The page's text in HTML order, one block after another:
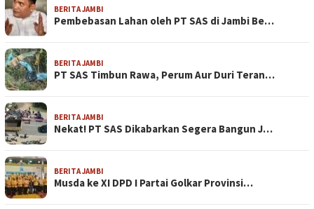
BERITA JAMBI
Pembebasan Lahan oleh PT SAS di Jambi Be…
BERITA JAMBI
PT SAS Timbun Rawa, Perum Aur Duri Teran…
BERITA JAMBI
Nekat! PT SAS Dikabarkan Segera Bangun J…
BERITA JAMBI
Musda ke XI DPD I Partai Golkar Provinsi…